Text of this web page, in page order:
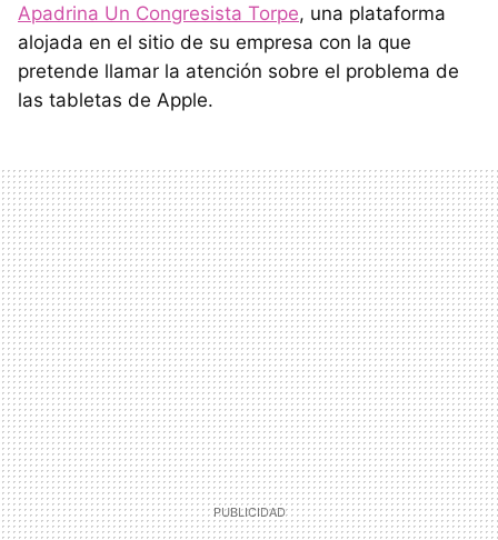
Apadrina Un Congresista Torpe, una plataforma
alojada en el sitio de su empresa con la que
pretende llamar la atención sobre el problema de
las tabletas de Apple.